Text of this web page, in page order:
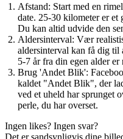
Afstand: Start med en
date. 25-30 kilometer er et
Du kan altid udvide den
Aldersinterval: Vær
aldersinterval kan få dig
5-7 år fra din egen alder
Brug 'Andet Blik':
kaldet "Andet Blik", der
ved et uheld har sprunget
perle, du har overset.
Ingen likes? Ingen svar?
Det er sandsynligvis dine